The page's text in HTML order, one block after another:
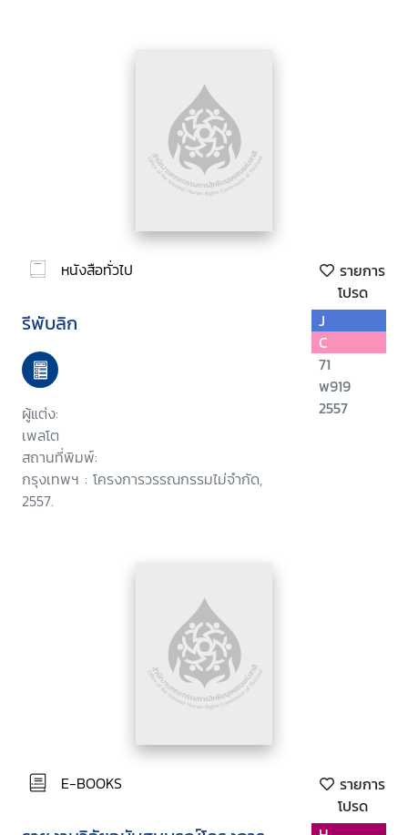
หนังสือทั่วไป
รายการ
โปรด
รีพับลิก
ผู้แต่ง:
เพลโต
สถานที่พิมพ์:
กรุงเทพฯ : โครงการวรรณกรรมไม่จำกัด,
2557.
J
C
71
พ919
2557
E-BOOKS
รายการ
โปรด